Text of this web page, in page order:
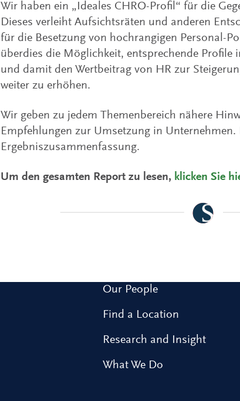
Wir haben ein „Ideales CHRO-Profil“ für die
Dieses verleiht Aufsichtsräten und anderen
für die Besetzung von hochrangigen Personal-
überdies die Möglichkeit, entsprechende Profile
und damit den Wertbeitrag von HR zur
weiter zu erhöhen.
Wir geben zu jedem Themenbereich nähere
Empfehlungen zur Umsetzung in
Ergebniszusammenfassung.
Um den gesamten Report zu lesen, klicken Sie
Our People
Find a Location
Research and Insight
What We Do